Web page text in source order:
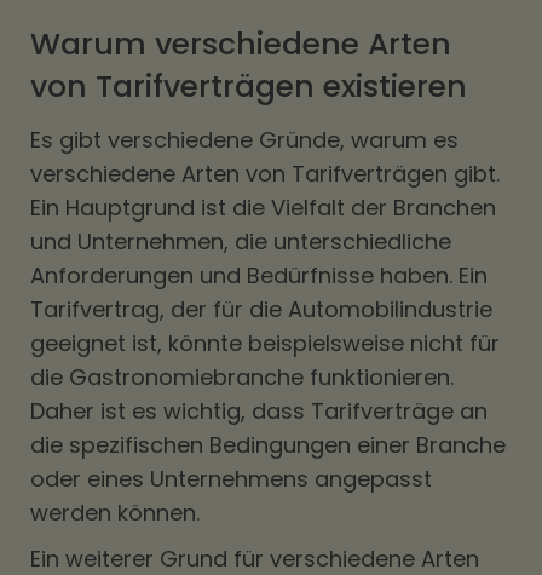
Warum verschiedene Arten
von Tarifverträgen existieren
Es gibt verschiedene Gründe, warum es
verschiedene Arten von Tarifverträgen gibt.
Ein Hauptgrund ist die Vielfalt der Branchen
und Unternehmen, die unterschiedliche
Anforderungen und Bedürfnisse haben. Ein
Tarifvertrag, der für die Automobilindustrie
geeignet ist, könnte beispielsweise nicht für
die Gastronomiebranche funktionieren.
Daher ist es wichtig, dass Tarifverträge an
die spezifischen Bedingungen einer Branche
oder eines Unternehmens angepasst
werden können.
Ein weiterer Grund für verschiedene Arten